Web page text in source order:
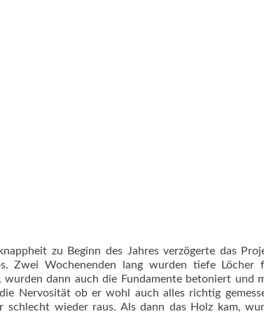
zu Beginn des Jahres verzögerte das
Zwei Wochenenden lang wurden tiefe Löcher
wurden dann auch die Fundamente betoniert und
Nervosität ob er wohl auch alles richtig
wieder raus. Als dann das Holz kam,